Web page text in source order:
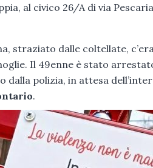
al civico 26/A di via
straziato dalle coltellate,
Il 49enne è stato
dalla polizia, in attesa
.